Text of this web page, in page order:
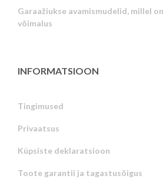
Garaažiukse avamismudelid, millel
võimalus
INFORMATSIOON
Tingimused
Privaatsus
Küpsiste deklaratsioon
Toote garantii ja tagastusõigus